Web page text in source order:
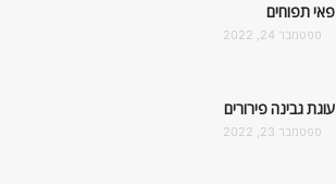
פאי תפוחים
ספטמבר 24, 2022
עוגת גבינה פירורים
ספטמבר 23, 2022